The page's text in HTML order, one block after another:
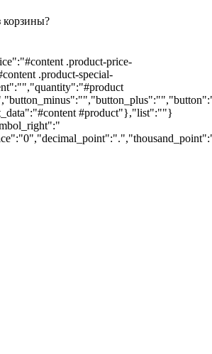
корзины?
.product-price-
.product-special-
#product"},"list":""}